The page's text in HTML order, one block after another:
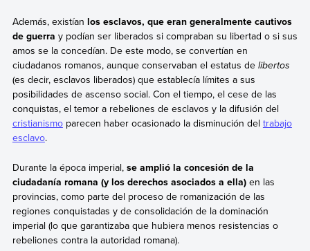
Además, existían los esclavos, que eran generalmente cautivos
de guerra y podían ser liberados si compraban su libertad o si sus
amos se la concedían. De este modo, se convertían en
ciudadanos romanos, aunque conservaban el estatus de libertos
(es decir, esclavos liberados) que establecía límites a sus
posibilidades de ascenso social. Con el tiempo, el cese de las
conquistas, el temor a rebeliones de esclavos y la difusión del
cristianismoparecen haber ocasionado la disminución del trabajo
esclavo.
Durante la época imperial, se amplió la concesión de la
ciudadanía romana (y los derechos asociados a ella)en las
provincias, como parte del proceso de romanización de las
regiones conquistadas y de consolidación de la dominación
imperial (lo que garantizaba que hubiera menos resistencias o
rebeliones contra la autoridad romana).